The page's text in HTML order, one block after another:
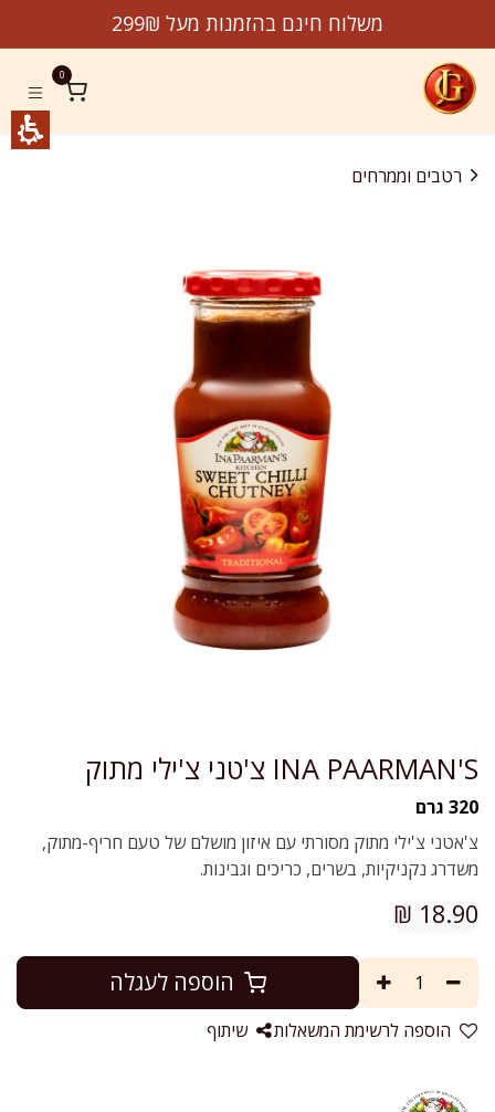
משלוח חינם בהזמנות מעל 299₪
0
רטבים וממרחים
INA PAARMAN'S צ'טני צ'ילי מתוק
320 גרם
צ'אטני צ'ילי מתוק מסורתי עם איזון מושלם של טעם חריף-מתוק,
משדרג נקניקיות, בשרים, כריכים וגבינות.
18.90
₪
הוספה לעגלה
הוספה לרשימת המשאלות שיתוף